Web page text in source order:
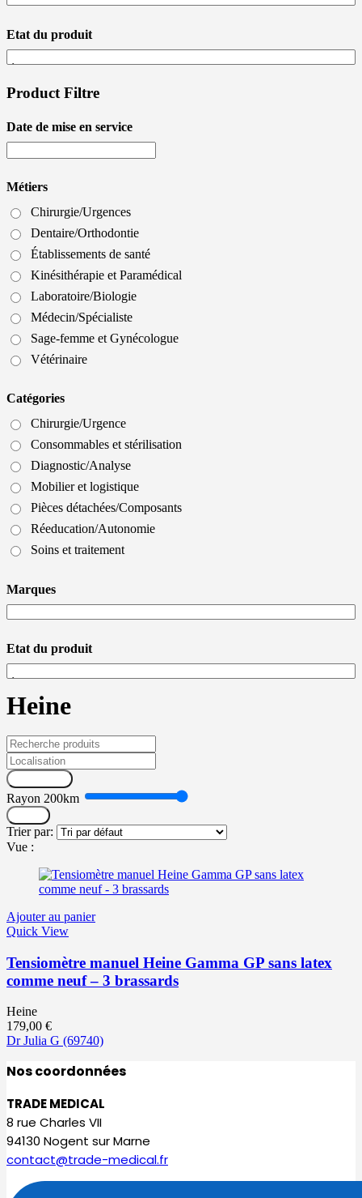
Etat du produit
Product Filtre
Date de mise en service
Métiers
Chirurgie/Urgences
Dentaire/Orthodontie
Établissements de santé
Kinésithérapie et Paramédical
Laboratoire/Biologie
Médecin/Spécialiste
Sage-femme et Gynécologue
Vétérinaire
Catégories
Chirurgie/Urgence
Consommables et stérilisation
Diagnostic/Analyse
Mobilier et logistique
Pièces détachées/Composants
Réeducation/Autonomie
Soins et traitement
Marques
Etat du produit
Heine
Rayon 200km
Trier par:
Vue :
Ajouter au panier
Quick View
Tensiomètre manuel Heine Gamma GP sans latex
comme neuf – 3 brassards
Heine
179,00 €
Dr Julia G (69740)
Nos coordonnées
TRADE MEDICAL
8 rue Charles VII
94130 Nogent sur Marne
contact@trade-medical.fr